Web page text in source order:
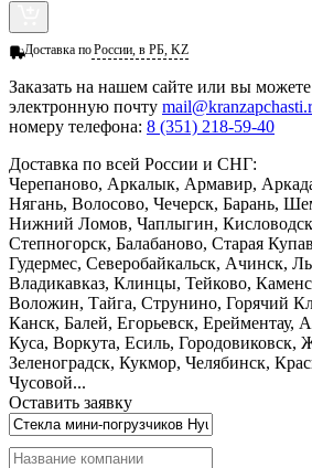
Доставка поРоссии, в РБ, KZ
Заказать на нашем сайте или вы можете
электронную почту
номеру телефона: 8 (351) 218-59-40
Доставка по всей России и СНГ:
Черепаново, Аркалык, Армавир,
Нягань, Волосово, Чечерск, Барань,
Нижний Ломов, Чаплыгин,
Степногорск, Балабаново, Старая
Гудермес, Северобайкальск, Ачинск,
Владикавказ, Клинцы, Тейково,
Воложин, Тайга, Струнино, Горячий
Канск, Балей, Егорьевск, Ерейментау,
Куса, Воркута, Есиль, Городовиковск,
Зеленоградск, Кукмор, Челябинск,
Чусовой...
Оставить заявку